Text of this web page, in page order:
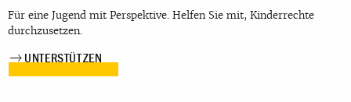
Für eine Jugend mit Perspektive. Helfen Sie mit, Kinderrechte
durchzusetzen.
UNTERSTÜTZEN